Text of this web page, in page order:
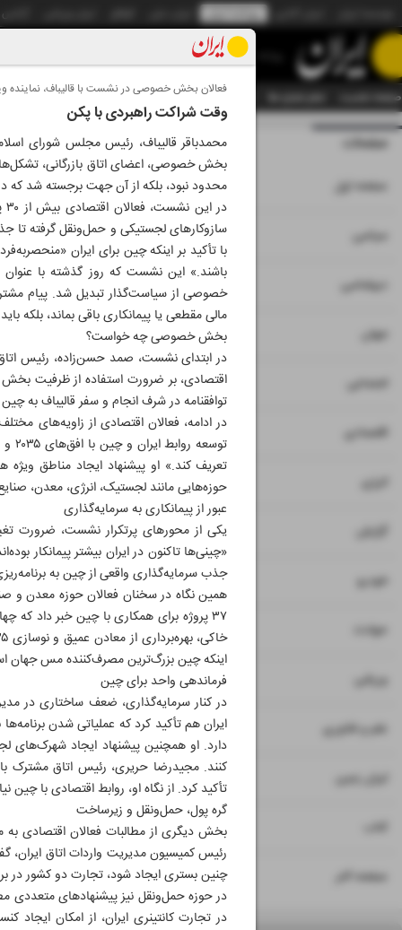
صفحه نخست تمام ویژه نامه ها آرشیو سازمان آگهی‌ها دستیار
فعالان بخش خصوصی در نشست با قالیباف، نماینده
وقت شراکت راهبردی با پکن
محمدباقر قالیباف، رئیس مجلس شورای
بخش خصوصی، اعضای اتاق بازرگانی،
محدود نبود، بلکه از آن جهت برجسته شد که
سازوکارهای لجستیکی و حمل‌ونقل گرفته تا
با تأکید بر اینکه چین برای ایران
باشند.» این نشست که روز گذشته با
خصوصی از سیاست‌گذار تبدیل شد. پیام
مالی مقطعی یا پیمانکاری باقی بماند،
بخش خصوصی چه خواست؟
در ابتدای نشست، صمد حسن‌زاده، رئیس
اقتصادی، بر ضرورت استفاده از ظرفیت بخش
توافقنامه در شرف انجام و سفر قالیباف به
در ادامه، فعالان اقتصادی از زاویه‌های
تعریف کند.» او پیشنهاد ایجاد مناطق
حوزه‌هایی مانند لجستیک، انرژی، معدن،
عبور از پیمانکاری به سرمایه‌گذاری
یکی از محورهای پرتکرار نشست، ضرورت
«چینی‌ها تاکنون در ایران بیشتر پیمانکار
جذب سرمایه‌گذاری واقعی از چین به
همین نگاه در سخنان فعالان حوزه معدن و
۳۷ پروژه برای همکاری با چین خبر داد که
اینکه چین بزرگ‌ترین مصرف‌کننده مس جهان
فرماندهی واحد برای چین
در کنار سرمایه‌گذاری، ضعف ساختاری در
ایران هم تأکید کرد که عملیاتی شدن
دارد. او همچنین پیشنهاد ایجاد شهرک‌های
کنند. مجیدرضا حریری، رئیس اتاق مشترک
تأکید کرد. از نگاه او، روابط اقتصادی با
گره پول، حمل‌ونقل و زیرساخت
بخش دیگری از مطالبات فعالان اقتصادی
رئیس کمیسیون مدیریت واردات اتاق
چنین بستری ایجاد شود، تجارت دو کشور در
در حوزه حمل‌ونقل نیز پیشنهادهای متعددی
در تجارت کانتینری ایران، از امکان
صفحات
صفحه اول ۱
سیاسی ۲ ۳
دیپلماسی
جهان ۵
اجتماعی ۶
اقتصادی ۷
انرژی ۸
گزارش ۹
خودرو ۱۰
حوادث ۱۱
ورزشی ۱۲
علم و فناوری ۱۳
ایران زمین ۱۴
کتاب ۱۵
صفحه آخر ۱۶
شماره نه هزار و